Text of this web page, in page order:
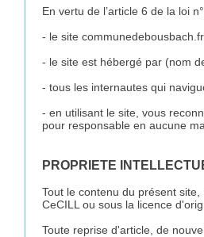
En vertu de l’article 6 de la loi
- le site
- le site est hébergé par (nom
- tous les internautes qui
- en utilisant le site, vous
pour responsable en aucune
PROPRIETE
Tout le contenu du présent
CeCILL ou sous la licence
Toute reprise d'article, de